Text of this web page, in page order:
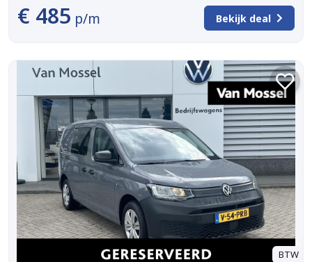
€ 485 p/m Bekijk deal
BTW